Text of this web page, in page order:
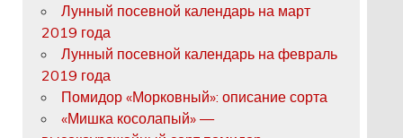
Лунный посевной календарь на март
2019 года
Лунный посевной календарь на февраль
2019 года
Помидор «Морковный»: описание сорта
«Мишка косолапый» —